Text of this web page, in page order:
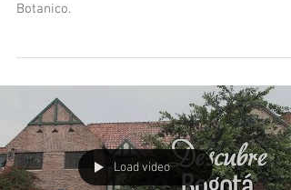
Botanico.
Load video